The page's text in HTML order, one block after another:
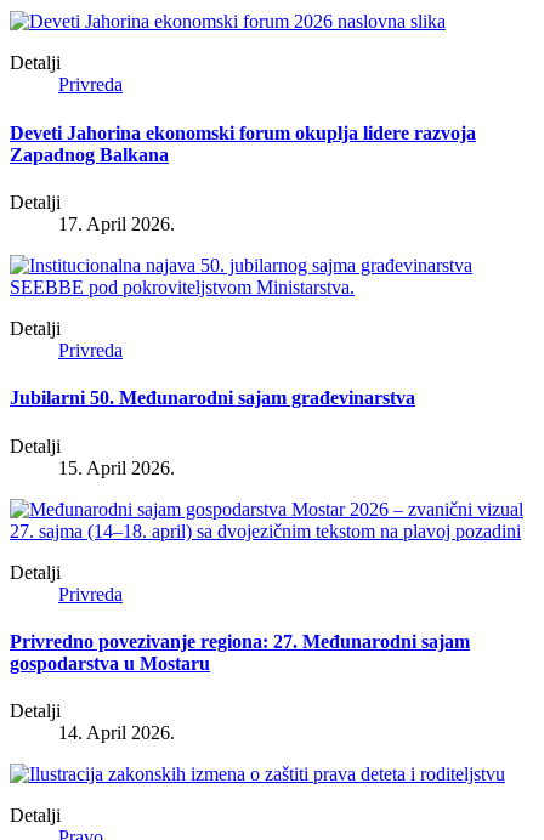
Detalji
Privreda
Deveti Jahorina ekonomski forum okuplja lidere razvoja
Zapadnog Balkana
Detalji
17. April 2026.
Detalji
Privreda
Jubilarni 50. Međunarodni sajam građevinarstva
Detalji
15. April 2026.
Detalji
Privreda
Privredno povezivanje regiona: 27. Međunarodni sajam
gospodarstva u Mostaru
Detalji
14. April 2026.
Detalji